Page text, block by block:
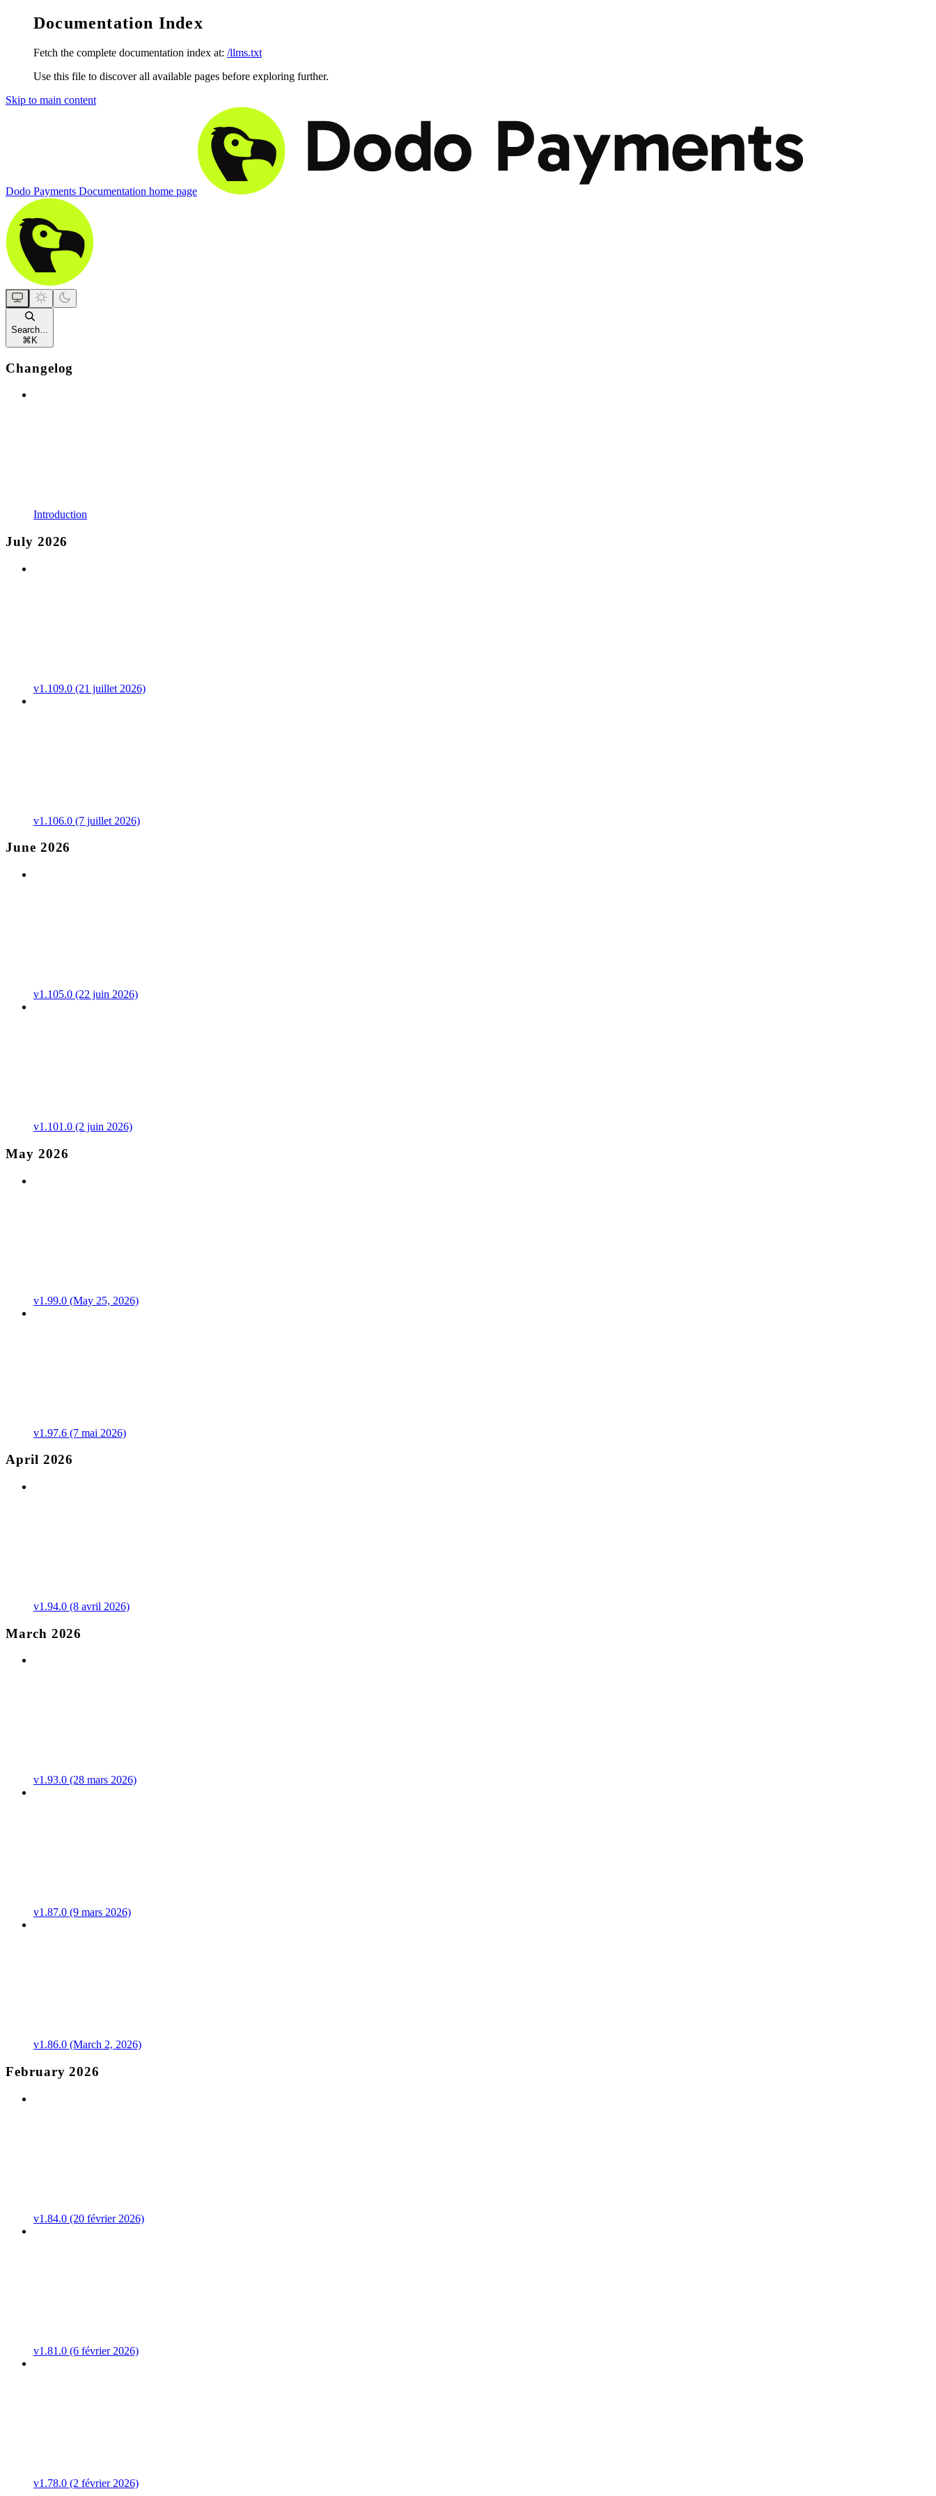
Documentation Index
Fetch the complete documentation index at: /llms.txt
Use this file to discover all available pages before exploring further.
Skip to main content
Dodo Payments Documentation home page
Search...
⌘ K
Changelog
Introduction
July 2026
v1.109.0 (21 juillet 2026)
v1.106.0 (7 juillet 2026)
June 2026
v1.105.0 (22 juin 2026)
v1.101.0 (2 juin 2026)
May 2026
v1.99.0 (May 25, 2026)
v1.97.6 (7 mai 2026)
April 2026
v1.94.0 (8 avril 2026)
March 2026
v1.93.0 (28 mars 2026)
v1.87.0 (9 mars 2026)
v1.86.0 (March 2, 2026)
February 2026
v1.84.0 (20 février 2026)
v1.81.0 (6 février 2026)
v1.78.0 (2 février 2026)